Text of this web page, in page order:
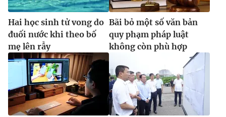
Hai học sinh tử vong do
đuối nước khi theo bố
mẹ lên rẫy
Bãi bỏ một số văn bản
quy phạm pháp luật
không còn phù hợp